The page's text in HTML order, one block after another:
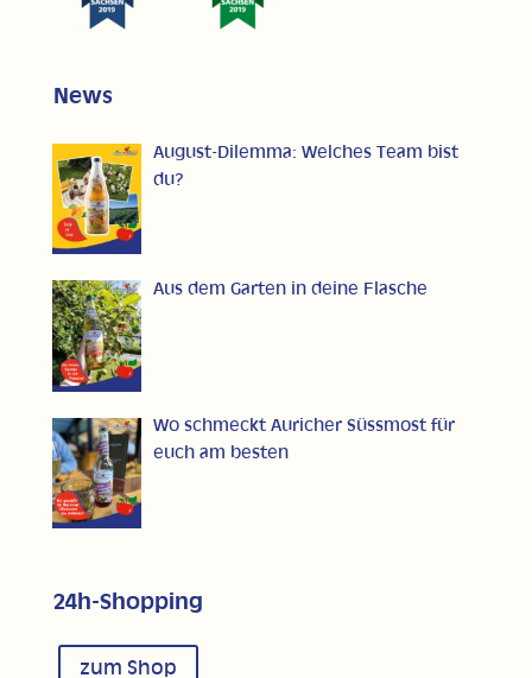
News
August-Dilemma: Welches Team bist
du?
Aus dem Garten in deine Flasche
Wo schmeckt Auricher Süssmost für
euch am besten
24h-Shopping
zum Shop